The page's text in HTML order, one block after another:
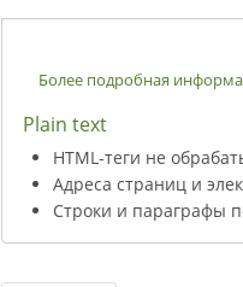
Более подробная
Plain text
HTML-теги не
Адреса страниц и
Строки и параграфы